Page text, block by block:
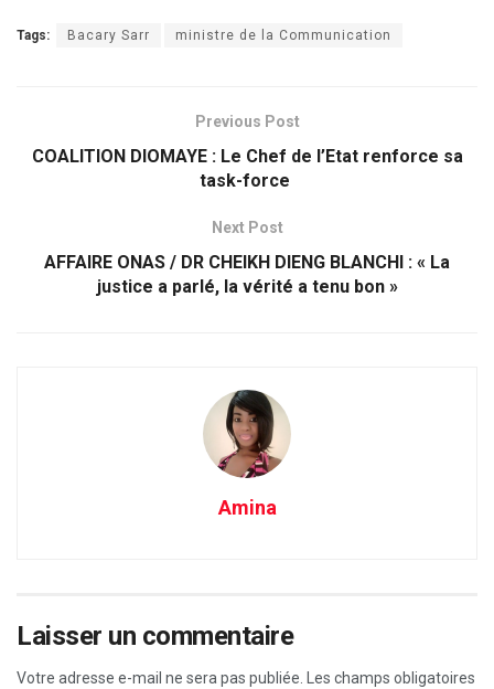
Tags: Bacary Sarr ministre de la Communication
Previous Post
COALITION DIOMAYE : Le Chef de l’Etat renforce sa
task-force
Next Post
AFFAIRE ONAS / DR CHEIKH DIENG BLANCHI : « La
justice a parlé, la vérité a tenu bon »
Amina
Laisser un commentaire
Votre adresse e-mail ne sera pas publiée. Les champs obligatoires